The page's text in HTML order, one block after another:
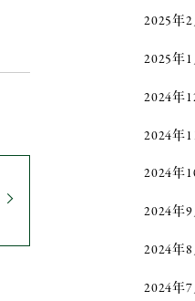
2025年2
2025年1
2024年
2024年
2024年
2024年9
2024年8
2024年7